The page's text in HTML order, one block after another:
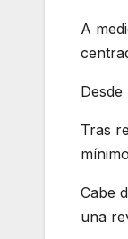
A
Tras
Cabe
una